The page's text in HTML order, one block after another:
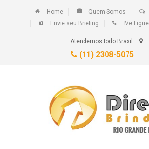
Home Quem Somos
Envie seu Briefing
Me Ligue
Atendemos todo Brasil
(11) 2308-5075